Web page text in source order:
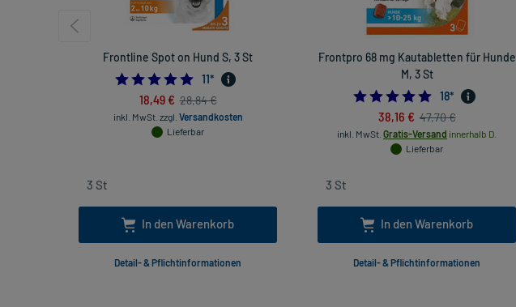
Frontline Spot on Hund S, 3 St
5.0
11*
18,49 € 28,84 €
inkl. MwSt. zzgl. Versandkosten
Lieferbar
In den Warenkorb
Detail- & Pflichtinformationen
Frontpro 68 mg Kautabletten für Hunde
M, 3 St
5.0
18*
38,16 € 47,70 €
inkl. MwSt. Gratis-Versand innerhalb D.
Lieferbar
In den Warenkorb
Detail- & Pflichtinformationen